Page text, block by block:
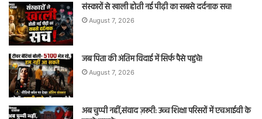
संस्कारों से खाली होती नई पीढ़ी का सबसे दर्दनाक सच!
August 7, 2026
जब पिता की अंतिम विदाई में सिर्फ पैसे पहुंचे!
August 7, 2026
अब चुप्पी नहीं,संवाद ज़रूरी: उच्च शिक्षा परिसरों में एचआईवी के